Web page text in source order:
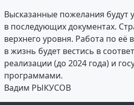
Высказанные пожелания будут
в последующих документах.
верхнего уровня. Работа по
в жизнь будет вестись в
реализации (до 2024 года) и
программами.
Вадим РЫКУСОВ